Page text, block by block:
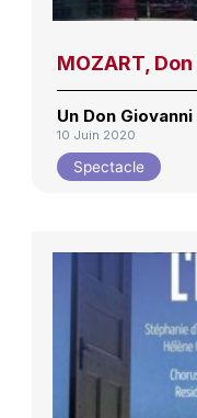
MOZART,
Un Don
10 Juin 2020
Spectacle